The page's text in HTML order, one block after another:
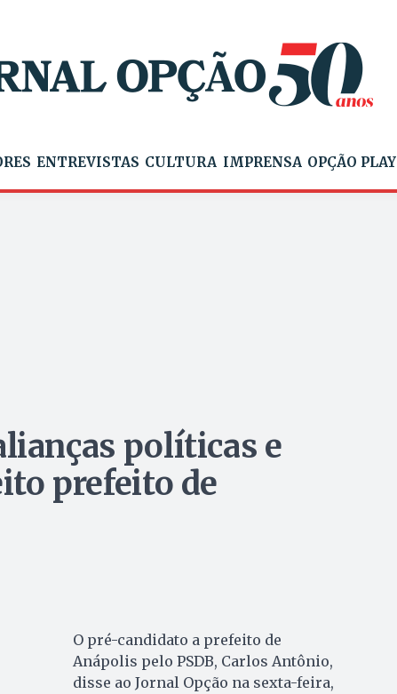
ENTREVISTAS CULTURA IMPRENSA OPÇÃO PLAY
políticas e
prefeito de
O pré-candidato a prefeito de
Anápolis pelo PSDB, Carlos Antônio,
disse ao Jornal Opção na sexta-feira,